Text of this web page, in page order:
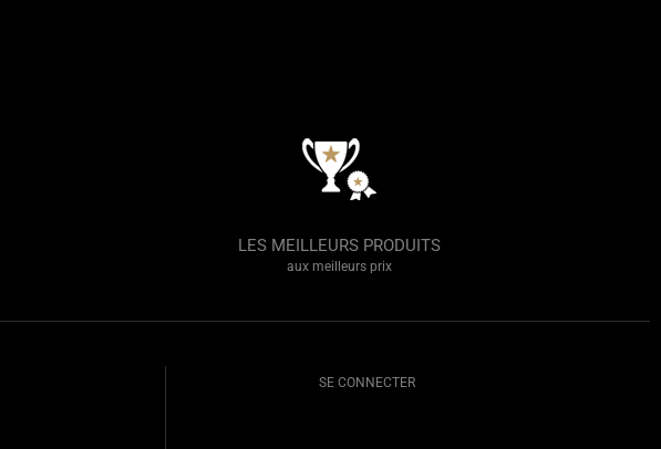
LES MEILLEURS PRODUITS
aux meilleurs prix
SE CONNECTER